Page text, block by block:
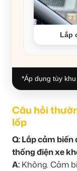
Lắp
*Áp dụng tùy
Câu hỏi
lốp
Q: Lắp cảm
thống điện xe
A: Không. Cảm